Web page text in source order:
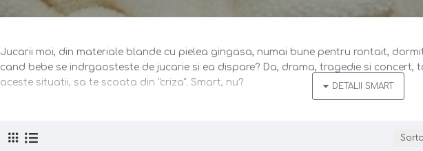
Jucarii moi, din materiale blande cu pielea gingasa, numai bune pentru rontait,
cand bebe se indrgaosteste de jucarie si ea dispare? Da, drama, tragedie si
aceste situatii, sa te scoata din "criza". Smart, nu?